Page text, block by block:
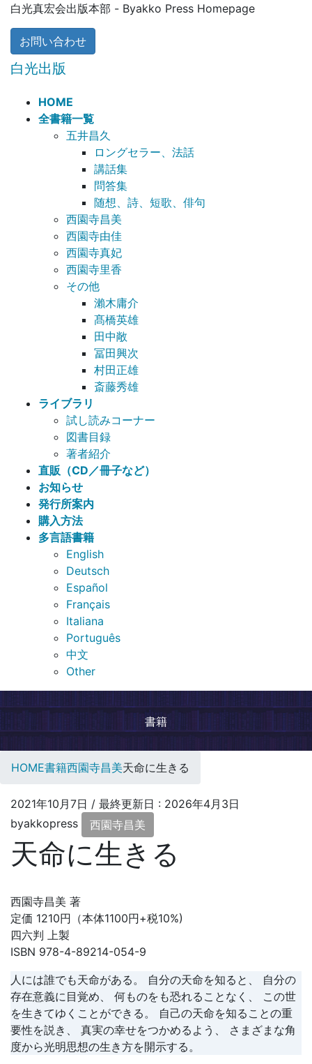
白光真宏会出版本部 - Byakko Press Homepage
お問い合わせ
白光出版
HOME
全書籍一覧
五井昌久
ロングセラー、法話
講話集
問答集
随想、詩、短歌、俳句
西園寺昌美
西園寺由佳
西園寺真妃
西園寺里香
その他
瀨木庸介
髙橋英雄
田中敞
冨田興次
村田正雄
斎藤秀雄
ライブラリ
試し読みコーナー
図書目録
著者紹介
直販（CD／冊子など）
お知らせ
発行所案内
購入方法
多言語書籍
English
Deutsch
Español
Français
Italiana
Português
中文
Other
書籍
HOME書籍西園寺昌美天命に生きる
2021年10月7日 / 最終更新日 : 2026年4月3日
byakkopress
西園寺昌美
天命に生きる
西園寺昌美 著
定価 1210円（本体1100円+税10%)
四六判 上製
ISBN 978-4-89214-054-9
人には誰でも天命がある。 自分の天命を知ると、 自分の
存在意義に目覚め、 何ものをも恐れることなく、 この世
を生きてゆくことができる。 自己の天命を知ることの重
要性を説き、 真実の幸せをつかめるよう、 さまざまな角
度から光明思想の生き方を開示する。